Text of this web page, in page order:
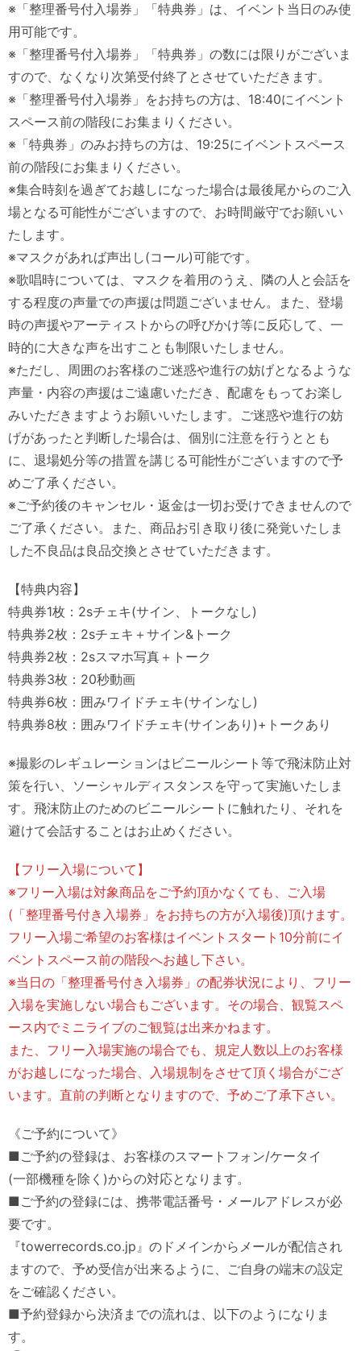
※「整理番号付入場券」「特典券」は、イベント当日のみ使
用可能です。
※「整理番号付入場券」「特典券」の数には限りがございま
すので、なくなり次第受付終了とさせていただきます。
※「整理番号付入場券」をお持ちの方は、18:40にイベント
スペース前の階段にお集まりください。
※「特典券」のみお持ちの方は、19:25にイベントスペース
前の階段にお集まりください。
※集合時刻を過ぎてお越しになった場合は最後尾からのご入
場となる可能性がございますので、お時間厳守でお願いい
たします。
※マスクがあれば声出し(コール)可能です。
※歌唱時については、マスクを着用のうえ、隣の人と会話を
する程度の声量での声援は問題ございません。また、登場
時の声援やアーティストからの呼びかけ等に反応して、一
時的に大きな声を出すことも制限いたしません。
※ただし、周囲のお客様のご迷惑や進行の妨げとなるような
声量・内容の声援はご遠慮いただき、配慮をもってお楽し
みいただきますようお願いいたします。ご迷惑や進行の妨
げがあったと判断した場合は、個別に注意を行うととも
に、退場処分等の措置を講じる可能性がございますので予
めご了承ください。
※ご予約後のキャンセル・返金は一切お受けできませんので
ご了承ください。また、商品お引き取り後に発覚いたしま
した不良品は良品交換とさせていただきます。
【特典内容】
特典券1枚：2sチェキ(サイン、トークなし)
特典券2枚：2sチェキ＋サイン&トーク
特典券2枚：2sスマホ写真＋トーク
特典券3枚：20秒動画
特典券6枚：囲みワイドチェキ(サインなし)
特典券8枚：囲みワイドチェキ(サインあり)+トークあり
※撮影のレギュレーションはビニールシート等で飛沫防止対
策を行い、ソーシャルディスタンスを守って実施いたしま
す。飛沫防止のためのビニールシートに触れたり、それを
避けて会話することはお止めください。
【フリー入場について】
※フリー入場は対象商品をご予約頂かなくても、ご入場
(「整理番号付き入場券」をお持ちの方が入場後)頂けます。
フリー入場ご希望のお客様はイベントスタート10分前にイ
ベントスペース前の階段へお越し下さい。
※当日の「整理番号付き入場券」の配券状況により、フリー
入場を実施しない場合もございます。その場合、観覧スペ
ース内でミニライブのご観覧は出来かねます。
また、フリー入場実施の場合でも、規定人数以上のお客様
がお越しになった場合、入場規制をさせて頂く場合がござ
います。直前の判断となりますので、予めご了承下さい。
《ご予約について》
■ご予約の登録は、お客様のスマートフォン/ケータイ
(一部機種を除く)からの対応となります。
■ご予約の登録には、携帯電話番号・メールアドレスが必
要です。
『towerrecords.co.jp』のドメインからメールが配信され
ますので、予め受信が出来るように、ご自身の端末の設定
をご確認ください。
■予約登録から決済までの流れは、以下のようになりま
す。